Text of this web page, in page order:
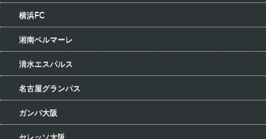
横浜FC
湘南ベルマーレ
清水エスパルス
名古屋グランパス
ガンバ大阪
セレッソ大阪